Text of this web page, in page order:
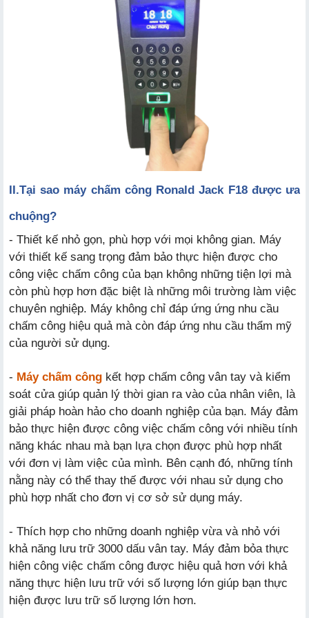
II.Tại sao máy chấm công Ronald Jack F18 được ưa
chuộng?
- Thiết kế nhỏ gọn, phù hợp với mọi không gian. Máy
với thiết kế sang trọng đảm bảo thực hiện được cho
công việc chấm công của bạn không những tiện lợi mà
còn phù hợp hơn đặc biệt là những môi trường làm việc
chuyên nghiệp. Máy không chỉ đáp ứng ứng nhu cầu
chấm công hiệu quả mà còn đáp ứng nhu cầu thẩm mỹ
của người sử dụng.
- Máy chấm công kết hợp chấm công vân tay và kiểm
soát cửa giúp quản lý thời gian ra vào của nhân viên, là
giải pháp hoàn hảo cho doanh nghiệp của bạn. Máy đảm
bảo thực hiện được công việc chấm công với nhiều tính
năng khác nhau mà bạn lựa chọn được phù hợp nhất
với đơn vị làm việc của mình. Bên cạnh đó, những tính
nằng này có thể thay thế được với nhau sử dụng cho
phù hợp nhất cho đơn vị cơ sở sử dụng máy.
- Thích hợp cho những doanh nghiệp vừa và nhỏ với
khả năng lưu trữ 3000 dấu vân tay. Máy đảm bỏa thực
hiện công việc chấm công được hiệu quả hơn với khả
năng thực hiện lưu trữ với số lượng lớn giúp bạn thực
hiện được lưu trữ số lượng lớn hơn.